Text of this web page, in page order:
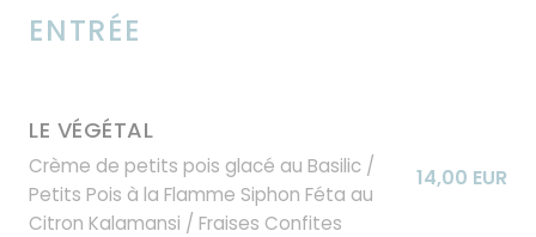
ENTRÉE
LE VÉGÉTAL
Crème de petits pois glacé au Basilic /
Petits Pois à la Flamme Siphon Féta au
Citron Kalamansi / Fraises Confites
14,00 EUR